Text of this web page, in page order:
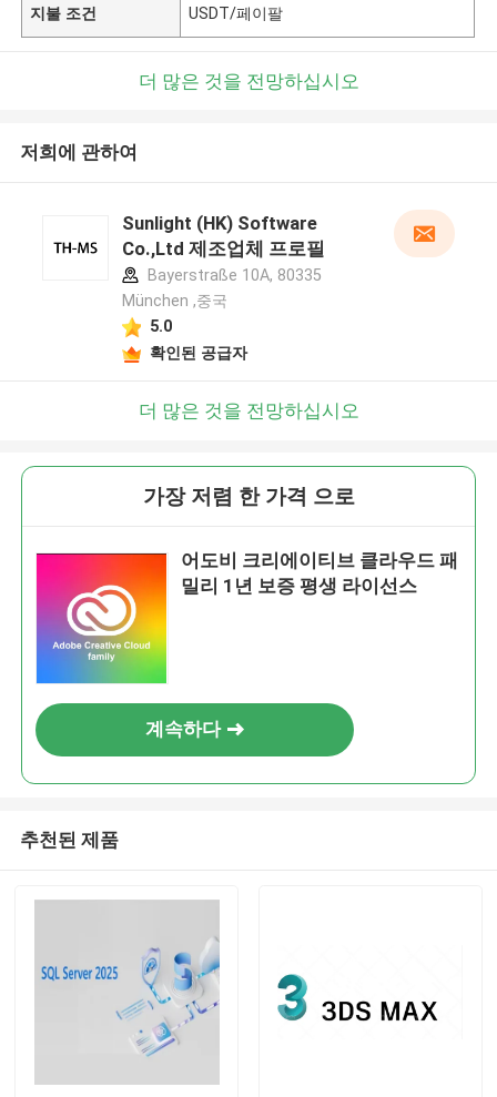
지불 조건 USDT/페이팔
더 많은 것을 전망하십시오
저희에 관하여
Sunlight (HK) Software
Co.,Ltd 제조업체 프로필
Bayerstraße 10A, 80335
München ,중국
5.0
확인된 공급자
더 많은 것을 전망하십시오
가장 저렴 한 가격 으로
어도비 크리에이티브 클라우드 패
밀리 1년 보증 평생 라이선스
계속하다
추천된 제품